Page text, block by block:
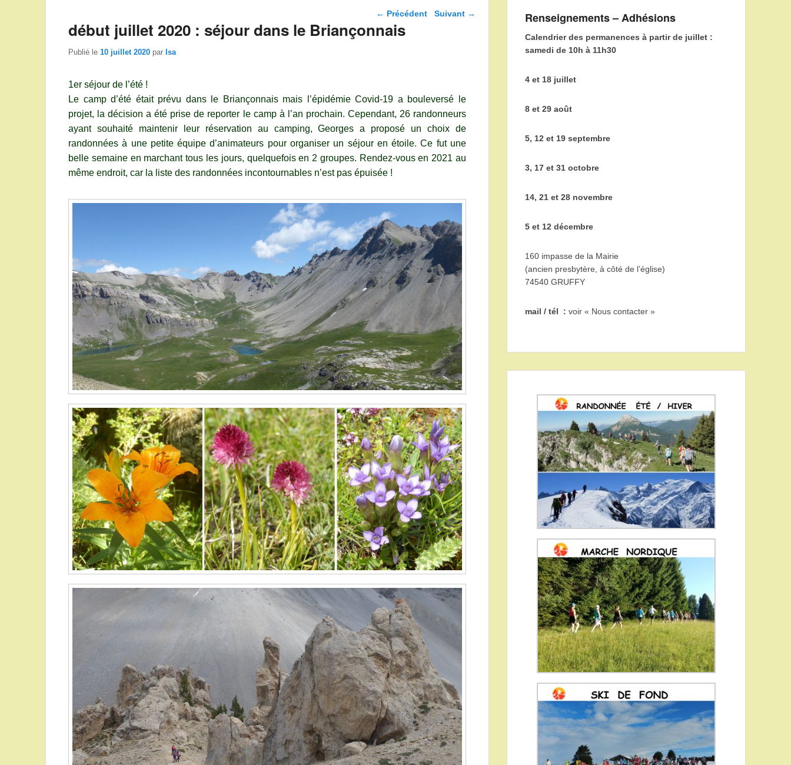
Navigation dans les
← Précédent Suivant →
début juillet 2020 : séjour dans le Briançonnais
Publié le 10 juillet 2020 par Isa
1er séjour de l’été !
Le camp d’été était prévu dans le Briançonnais mais l’épidémie Covid-19 a bouleversé le
projet, la décision a été prise de reporter le camp à l’an prochain. Cependant, 26 randonneurs
ayant souhaité maintenir leur réservation au camping, Georges a proposé un choix de
randonnées à une petite équipe d’animateurs pour organiser un séjour en étoile. Ce fut une
belle semaine en marchant tous les jours, quelquefois en 2 groupes. Rendez-vous en 2021 au
même endroit, car la liste des randonnées incontournables n’est pas épuisée !
Renseignements – Adhésions
Calendrier des permanences à partir de juillet :
samedi de 10h à 11h30
4 et 18 juillet
8 et 29 août
5, 12 et 19 septembre
3, 17 et 31 octobre
14, 21 et 28 novembre
5 et 12 décembre
160 impasse de la Mairie
(ancien presbytère, à côté de l’église)
74540 GRUFFY
mail / tél : voir « Nous contacter »